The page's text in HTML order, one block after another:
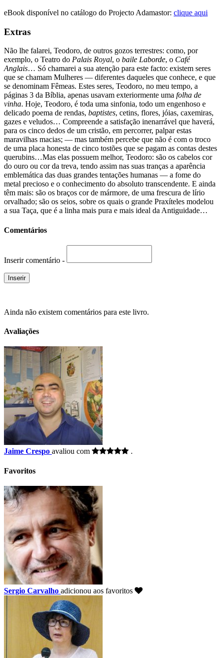
eBook disponível no catálogo do Projecto Adamastor: clique aqui
Extras
Não lhe falarei, Teodoro, de outros gozos terrestres: como, por
exemplo, o Teatro do Palais Royal, o baile Laborde, o Café
Anglais… Só chamarei a sua atenção para este facto: existem seres
que se chamam Mulheres — diferentes daqueles que conhece, e que
se denominam Fêmeas. Estes seres, Teodoro, no meu tempo, a
páginas 3 da Bíblia, apenas usavam exteriormente uma folha de
vinha. Hoje, Teodoro, é toda uma sinfonia, todo um engenhoso e
delicado poema de rendas, baptistes, cetins, flores, jóias, caxemiras,
gazes e veludos… Compreende a satisfação inenarrável que haverá,
para os cinco dedos de um cristão, em percorrer, palpar estas
maravilhas macias; — mas também percebe que não é com o troco
de uma placa honesta de cinco tostões que se pagam as contas destes
querubins…Mas elas possuem melhor, Teodoro: são os cabelos cor
do ouro ou cor da treva, tendo assim nas suas tranças a aparência
emblemática das duas grandes tentações humanas — a fome do
metal precioso e o conhecimento do absoluto transcendente. E ainda
têm mais: são os braços cor de mármore, de uma frescura de lírio
orvalhado; são os seios, sobre os quais o grande Praxíteles modelou
a sua Taça, que é a linha mais pura e mais ideal da Antiguidade…
Comentários
Inserir comentário -
Ainda não existem comentários para este livro.
Avaliações
Jaime Crespo avaliou com .
Favoritos
Sergio Carvalho adicionou aos favoritos